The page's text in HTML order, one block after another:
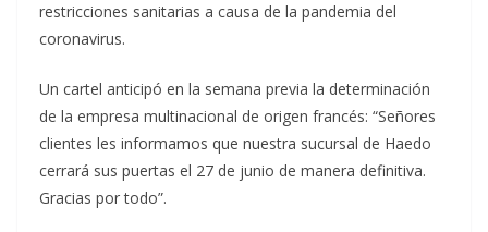
restricciones sanitarias a causa de la pandemia del
coronavirus.
Un cartel anticipó en la semana previa la determinación
de la empresa multinacional de origen francés: “Señores
clientes les informamos que nuestra sucursal de Haedo
cerrará sus puertas el 27 de junio de manera definitiva.
Gracias por todo”.